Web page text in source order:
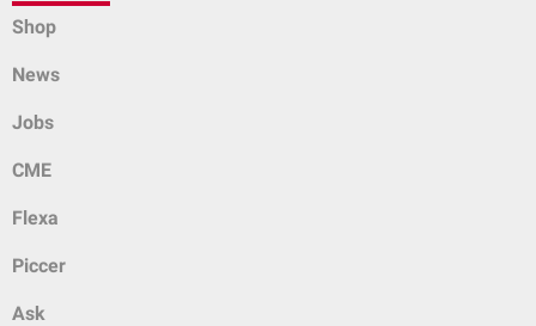
Shop
News
Jobs
CME
Flexa
Piccer
Ask